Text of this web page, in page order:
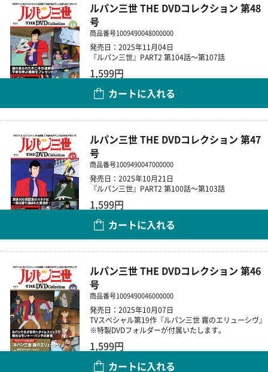
ルパン三世 THE DVDコレクション 第48
号
商品番号1009490048000000
発売日：2025年11月04日
『ルパン三世』PART2 第104話～第107話
1,599円
カートに入れる
ルパン三世 THE DVDコレクション 第47
号
商品番号1009490047000000
発売日：2025年10月21日
『ルパン三世』PART2 第100話～第103話
1,599円
カートに入れる
ルパン三世 THE DVDコレクション 第46
号
商品番号1009490046000000
発売日：2025年10月07日
TVスペシャル第19作『ルパン三世 霧のエリューシヴ』
※特製DVDフォルダーが付属いたします。
1,599円
カートに入れる